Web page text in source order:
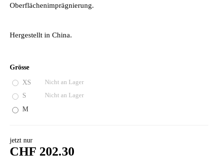
Oberflächenimprägnierung.
Hergestellt in China.
Grösse
XS Nicht an Lager
S Nicht an Lager
M
jetzt nur
CHF 202.30